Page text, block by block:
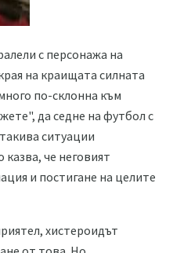
с персонажа на
на краищата силната
по-склонна към
да седне на футбол с
ситуации
казва, че неговият
и постигане на целите
хистероидът